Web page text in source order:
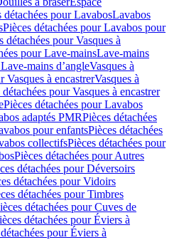
détachées pour LavabosLavabos
Pièces détachées pour Lavabos pour
détachées pour Vasques à
pour Lave-mainsLave-mains
mains d’angleVasques à
Vasques à encastrerVasques à
détachées pour Vasques à encastrer
Pièces détachées pour Lavabos
adaptés PMRPièces détachées
pour enfantsPièces détachées
collectifsPièces détachées pour
Pièces détachées pour Autres
détachées pour Déversoirs
détachées pour Vidoirs
détachées pour Timbres
détachées pour Cuves de
détachées pour Éviers à
pour Éviers à